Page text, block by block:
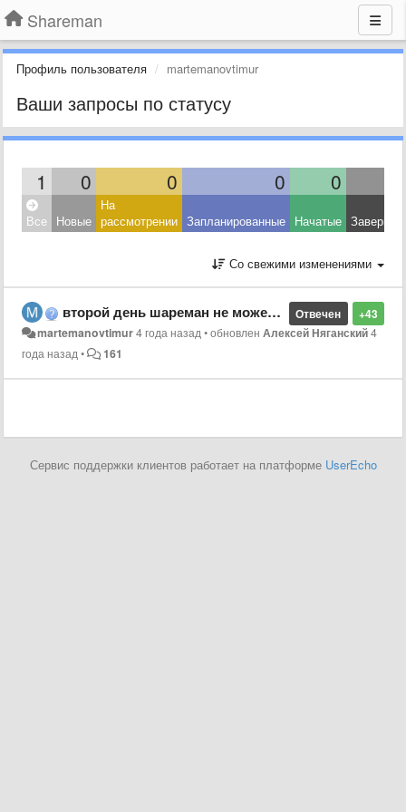
Shareman
Профиль пользователя martemanovtimur
Ваши запросы по статусу
1 0 0 0 0
Все Новые
На
рассмотрении Запланированные Начатые
Со свежими изменениями
+43
Отвечен
второй день шареман не может соединиться с сервером,и переутсановил на актуальную версию,все открывалось до этого нормально
martemanovtimur4 года назад•обновленАлексей Няганский4
года назад• 161
Сервис поддержки клиентов работает на платформе UserEcho